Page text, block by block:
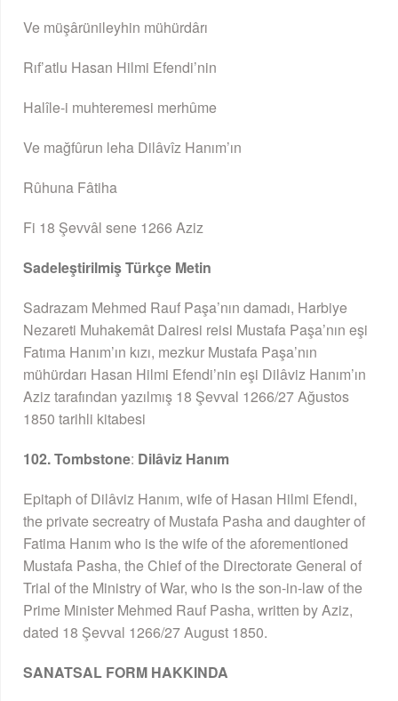
Ve müşârünileyhin mühürdârı
Rıf’atlu Hasan Hilmi Efendi’nin
Halîle-i muhteremesi merhûme
Ve mağfûrun leha Dilâvîz Hanım’ın
Rûhuna Fâtiha
Fi 18 Şevvâl sene 1266 Aziz
Sadeleştirilmiş Türkçe Metin
Sadrazam Mehmed Rauf Paşa’nın damadı, Harbiye
Nezareti Muhakemât Dairesi reisi Mustafa Paşa’nın eşi
Fatıma Hanım’ın kızı, mezkur Mustafa Paşa’nın
mühürdarı Hasan Hilmi Efendi’nin eşi Dilâviz Hanım’ın
Aziz tarafından yazılmış 18 Şevval 1266/27 Ağustos
1850 tarihli kitabesi
102. Tombstone: Dilâviz Hanım
Epitaph of Dilâviz Hanım, wife of Hasan Hilmi Efendi,
the private secreatry of Mustafa Pasha and daughter of
Fatima Hanım who is the wife of the aforementioned
Mustafa Pasha, the Chief of the Directorate General of
Trial of the Ministry of War, who is the son-in-law of the
Prime Minister Mehmed Rauf Pasha, written by Aziz,
dated 18 Şevval 1266/27 August 1850.
SANATSAL FORM HAKKINDA